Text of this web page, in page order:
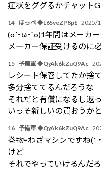
症状をググるかチャット
14 ほっぺ ◆L6SveZP8pE 2025/
(o´･ω･`o)1年間はメーカ
メーカー保証受けるのに
15 予備軍 ◆QyAk6kZuQ9Ac
レシート保管してたか捨
多分捨ててるんだろうな
それだと有償になるし返
いっそ新しいの買おうか
16 予備軍 ◆QyAk6kZuQ9Ac
巻物=わざマシンですね
けど
それでやっていけるんだ